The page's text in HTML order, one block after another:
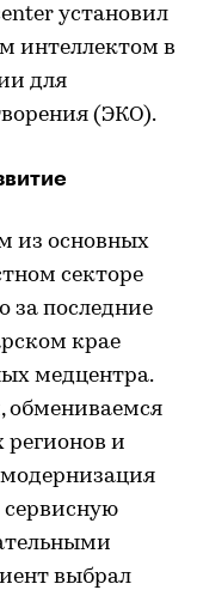
установил
интеллектом в
для
(ЭКО).
из основных
секторе
за последние
крае
медцентра.
обмениваемся
регионов и
выбрал